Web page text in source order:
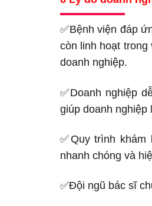
✅Bệnh viện đáp
còn linh hoạt trong
doanh nghiệp.
✅Doanh nghiệp
giúp doanh nghiệp
✅Quy trình khám
nhanh chóng và
✅Đội ngũ bác sĩ